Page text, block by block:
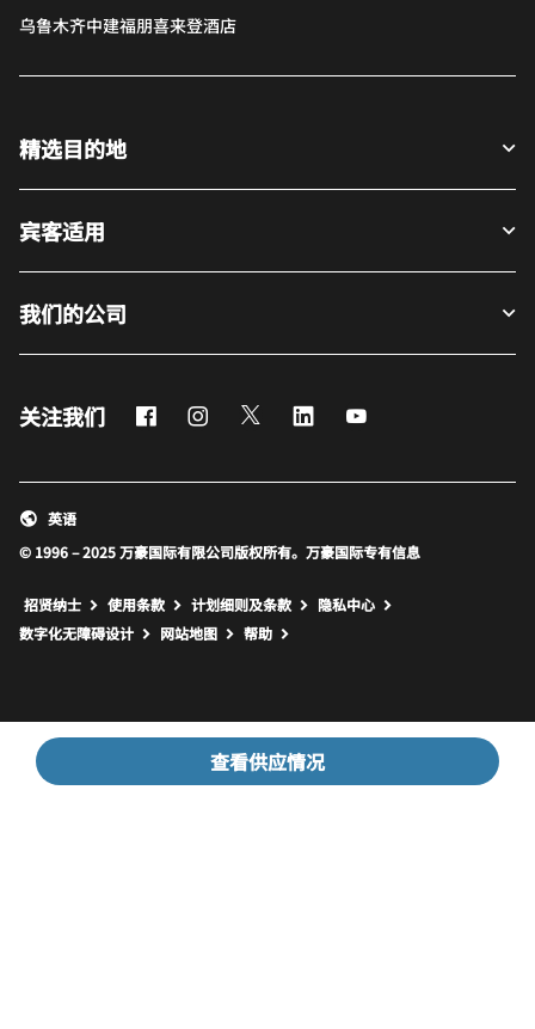
查看供应情况
乌鲁木齐中建福朋喜来登酒店
精选目的地
宾客适用
我们的公司
关注我们 FacebookInstagram
Twitter LinkedIn
© 1996 – 2025 万豪国际有限公司版权所有。万豪国际专有信息
英语
招贤纳士 使用条款 计划细则及条款
隐私中心
数字化无障碍设计
网站地图 打开新窗口
帮助